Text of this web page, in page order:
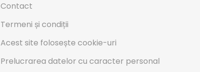
Contact
Termeni și condiții
Acest site folosește cookie-uri
Prelucrarea datelor cu caracter personal